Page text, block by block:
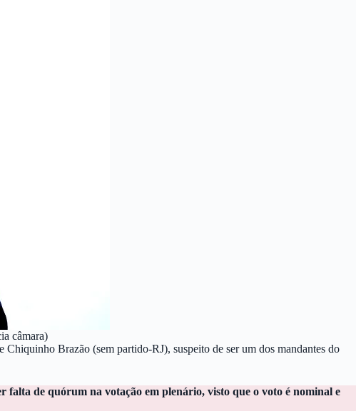
câmara)
Brazão (sem partido-RJ), suspeito de ser um dos mandantes do
de quórum na votação em plenário, visto que o voto é nominal e